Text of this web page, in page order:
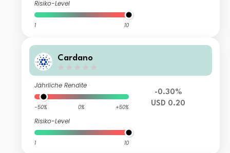
Risiko-Level
1 10
Cardano
Jährliche Rendite
-50% 0% +50%
Risiko-Level
1 10
-0.30%
USD 0.20